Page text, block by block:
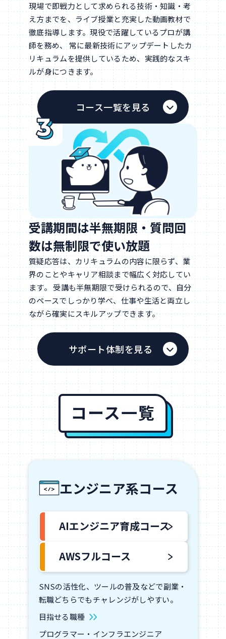
現場で即戦力として求められる技術・知識・考
え方までを、ライブ授業と充実した動画教材で
徹底指導します。現役で活躍しているプロが講
師を務め、 常に最新技術にアップデートしたカ
リキュラムを提供しているため、実践的なスキ
ルが身につきます。
コース一覧を見る
受講期間は半無期限・質問回
数は無制限で使い放題
質疑応答は、カリキュラムの内容に限らず、業
界のことやキャリア相談まで幅広く対応してい
ます。 受講も半無期限で受けられるので、自分
のペースでしっかり学べ、仕事や生活と両立し
ながら確実にスキルアップできます。
サポート体制を見る
コース一覧
エンジニア系コース
AIエンジニア育成コース
AWSフルコース
SNSの活性化、ツールの普及などで副業・
転職どちらでもチャレンジがしやすい。
目指せる職種
プログラマー・インフラエンジニア